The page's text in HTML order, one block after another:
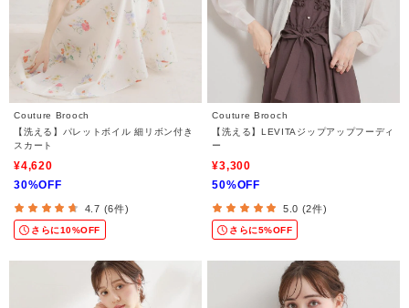
Couture Brooch
【洗える】パレットボイル 細リボン付き
スカート
¥4,620
30%OFF
4.7 (6件)
さらに10%OFF
Couture Brooch
【洗える】LEVITAジップアップフーディ
ー
¥3,300
50%OFF
5.0 (2件)
さらに5%OFF